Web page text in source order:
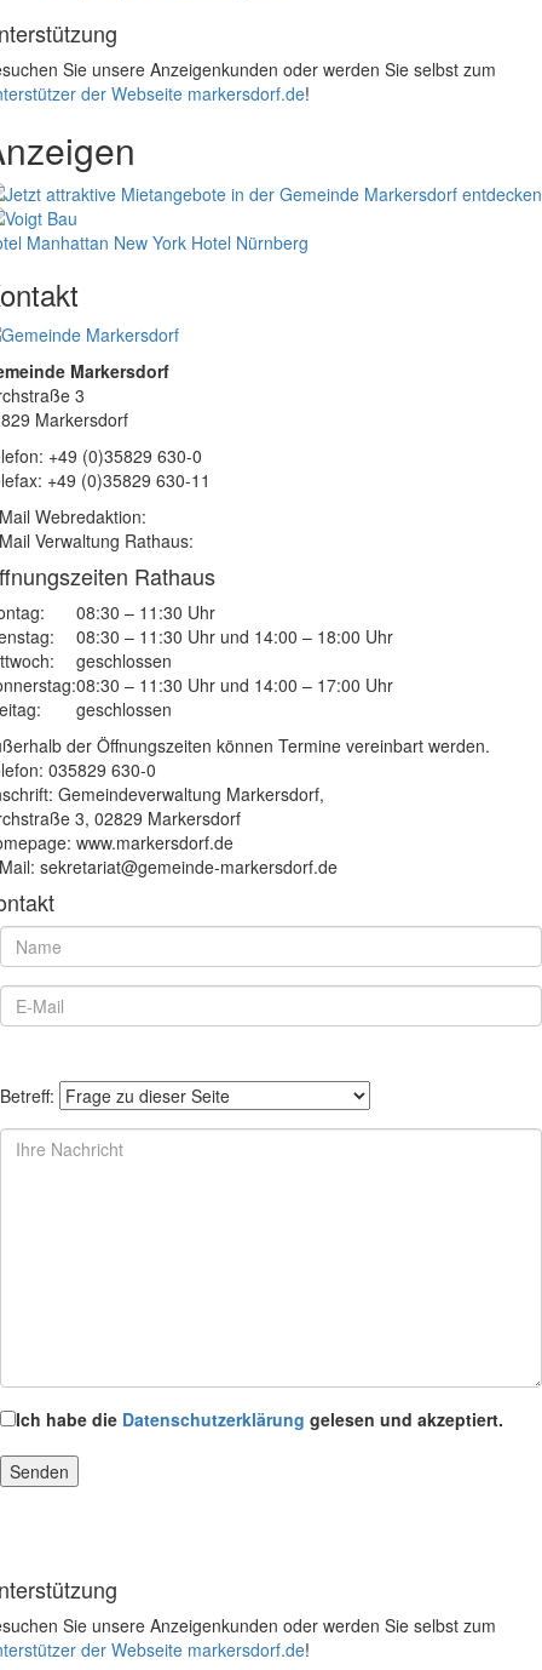
Sie unsere Anzeigenkunden oder werden Sie selbst zum
der Webseite markersdorf.de!
Manhattan New York Hotel Nürnberg
Markersdorf
3
Markersdorf
+49 (0)35829 630-0
+49 (0)35829 630-11
Webredaktion:
Verwaltung Rathaus:
Rathaus
08:30 – 11:30 Uhr
08:30 – 11:30 Uhr und 14:00 – 18:00 Uhr
geschlossen
08:30 – 11:30 Uhr und 14:00 – 17:00 Uhr
geschlossen
der Öffnungszeiten können Termine vereinbart werden.
035829 630-0
Gemeindeverwaltung Markersdorf,
3, 02829 Markersdorf
www.markersdorf.de
sekretariat@gemeinde-markersdorf.de
Betreff:
Ich habe die Datenschutzerklärung gelesen und akzeptiert.
Sie unsere Anzeigenkunden oder werden Sie selbst zum
der Webseite markersdorf.de!